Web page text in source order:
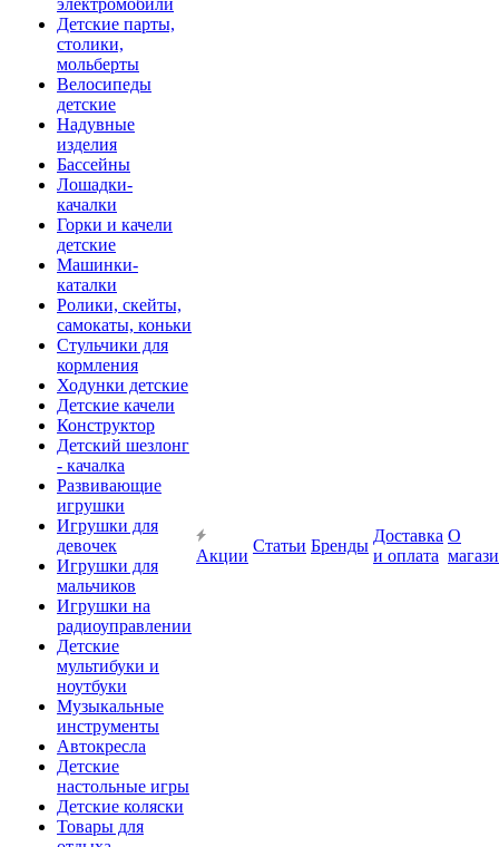
электромобили
Детские парты,
столики,
мольберты
Велосипеды
детские
Надувные
изделия
Бассейны
Лошадки-
качалки
Горки и качели
детские
Машинки-
каталки
Ролики, скейты,
самокаты, коньки
Стульчики для
кормления
Ходунки детские
Детские качели
Конструктор
Детский шезлонг
- качалка
Развивающие
игрушки
Игрушки для
девочек
Игрушки для
мальчиков
Игрушки на
радиоуправлении
Детские
мультибуки и
ноутбуки
Музыкальные
инструменты
Автокресла
Детские
настольные игры
Детские коляски
Товары для
Акции
Статьи Бренды
Доставка
и оплата
О